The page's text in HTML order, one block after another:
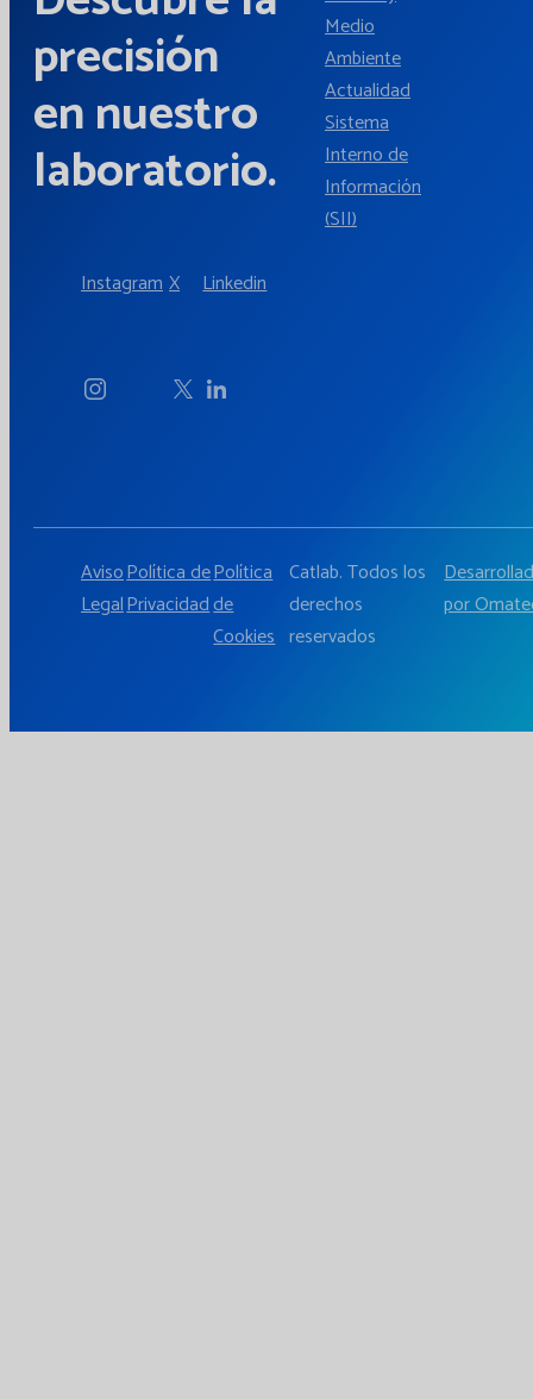
precisión
en nuestro
laboratorio.
InstagramX Linkedin
Medio
Ambiente
Actualidad
Sistema
Interno de
Información
(SII)
Aviso
Legal
Política de
Privacidad
Política
de
Cookies
Catlab. Todos los
derechos
reservados
por